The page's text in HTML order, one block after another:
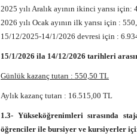
2025 yılı Aralık ayının ikinci yarısı
2026 yılı Ocak ayının ilk yarısı için :
15/12/2025-14/1/2026 devresi için :
15/1/2026 ila 14/12/2026 tarihleri
Günlük kazanç tutarı : 550,50 TL
Aylık kazanç tutarı : 16.515,00 TL
1.3- Yükseköğrenimleri sırasında
öğrenciler ile bursiyer ve kursiyerler